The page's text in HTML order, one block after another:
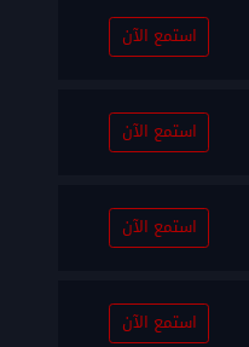
استمع الآن
استمع الآن
استمع الآن
استمع الآن